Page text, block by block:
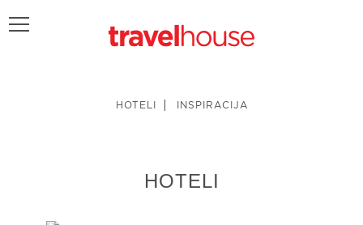
HOTELI INSPIRACIJA
HOTELI